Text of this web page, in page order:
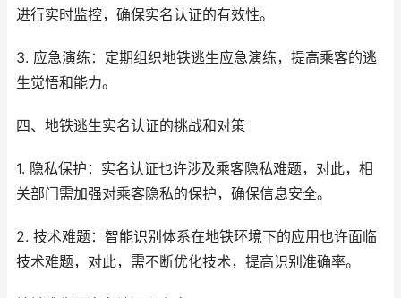
进行实时监控，确保实名认证的有效性。
3. 应急演练：定期组织地铁逃生应急演练，提高乘客的逃
生觉悟和能力。
四、地铁逃生实名认证的挑战和对策
1. 隐私保护：实名认证也许涉及乘客隐私难题，对此，相
关部门需加强对乘客隐私的保护，确保信息安全。
2. 技术难题：智能识别体系在地铁环境下的应用也许面临
技术难题，对此，需不断优化技术，提高识别准确率。